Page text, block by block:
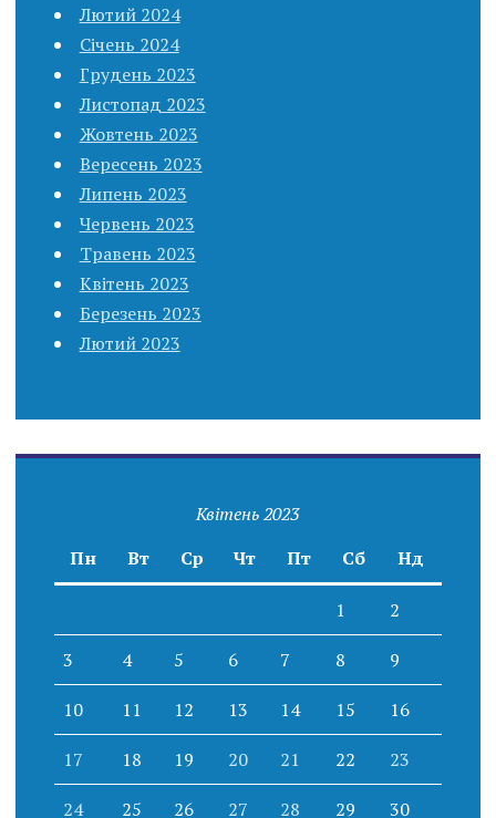
Лютий 2024
Січень 2024
Грудень 2023
Листопад 2023
Жовтень 2023
Вересень 2023
Липень 2023
Червень 2023
Травень 2023
Квітень 2023
Березень 2023
Лютий 2023
Квітень 2023
Пн
Вт Ср Чт Пт Сб Нд
1 2
3 4 5 6 7 8 9
10 11 12 13 14 15 16
17 18 19 20 21 22 23
24 25 26 27 28 29 30